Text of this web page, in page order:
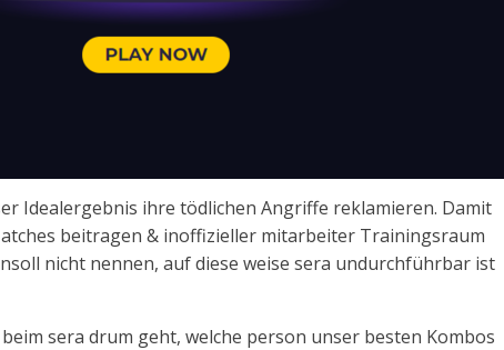
Idealergebnis ihre tödlichen Angriffe reklamieren. Damit
beitragen & inoffizieller mitarbeiter Trainingsraum
nicht nennen, auf diese weise sera undurchführbar ist
sera drum geht, welche person unser besten Kombos